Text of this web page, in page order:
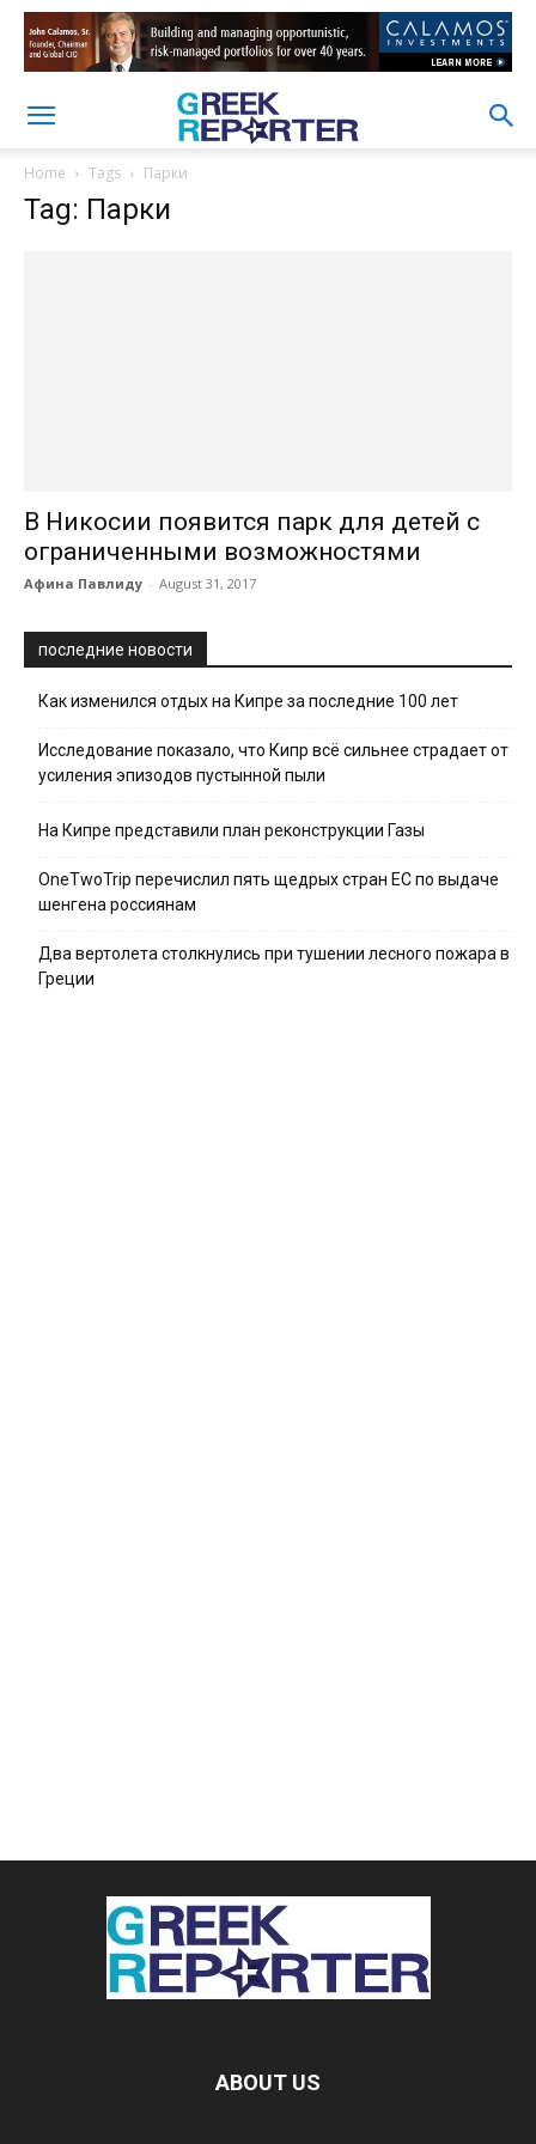
Home Tags Парки
Tag: Парки
В Никосии появится парк для детей с
ограниченными возможностями
Афина Павлиду - August 31, 2017
последние новости
Как изменился отдых на Кипре за последние 100 лет
Исследование показало, что Кипр всё сильнее страдает от
усиления эпизодов пустынной пыли
На Кипре представили план реконструкции Газы
OneTwoTrip перечислил пять щедрых стран ЕС по выдаче
шенгена россиянам
Два вертолета столкнулись при тушении лесного пожара в
Греции
ABOUT US